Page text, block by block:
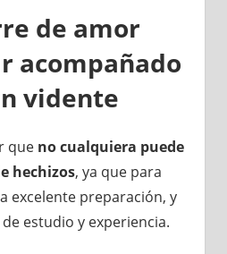
de amor
acompañado
vidente
que no cualquiera puede
hechizos, ya que para
excelente preparación, y
estudio y experiencia.